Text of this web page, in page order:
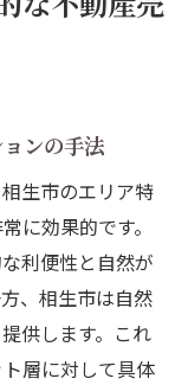
ンの手法
生市のエリア特
に効果的です。
利便性と自然が
、相生市は自然
供します。これ
層に対して具体